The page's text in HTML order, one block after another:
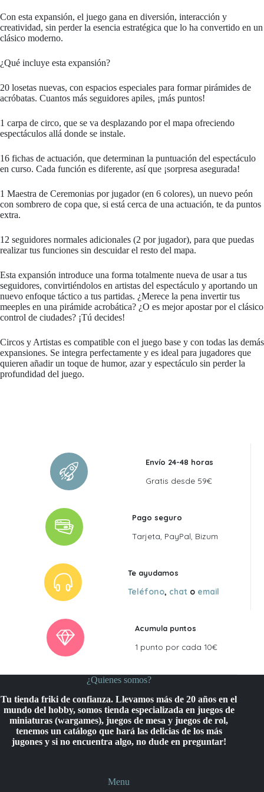
Con esta expansión, el juego gana en diversión, interacción y
creatividad, sin perder la esencia estratégica que lo ha convertido en un
clásico moderno.
¿Qué incluye esta expansión?
20 losetas nuevas, con espacios especiales para formar pirámides de
acróbatas. Cuantos más seguidores apiles, ¡más puntos!
1 carpa de circo, que se va desplazando por el mapa ofreciendo
espectáculos allá donde se instale.
16 fichas de actuación, que determinan la puntuación del espectáculo
en curso. Cada función es diferente, así que ¡sorpresa asegurada!
1 Maestra de Ceremonias por jugador (en 6 colores), un nuevo peón
con sombrero de copa que, si está cerca de una actuación, te da puntos
extra.
12 seguidores normales adicionales (2 por jugador), para que puedas
realizar tus funciones sin descuidar el resto del mapa.
Esta expansión introduce una forma totalmente nueva de usar a tus
seguidores, convirtiéndolos en artistas del espectáculo y aportando un
nuevo enfoque táctico a tus partidas. ¿Merece la pena invertir tus
meeples en una pirámide acrobática? ¿O es mejor apostar por el clásico
control de ciudades? ¡Tú decides!
Circos y Artistas es compatible con el juego base y con todas las demás
expansiones. Se integra perfectamente y es ideal para jugadores que
quieren añadir un toque de humor, azar y espectáculo sin perder la
profundidad del juego.
Envío 24-48 horas
Gratis desde 59€
Pago seguro
Tarjeta, PayPal, Bizum
Te ayudamos
Teléfono, chat o email
Acumula puntos
1 punto por cada 10€
¿Quienes somos?
Tu tienda friki de confianza. Llevamos más de 20 años en el
mundo del hobby, somos tienda especializada en juegos de
miniaturas (wargames), juegos de mesa y juegos de rol,
tenemos un catálogo que hará las delicias de los más
jugones y si no encuentra algo, no dude en preguntar!
Menu